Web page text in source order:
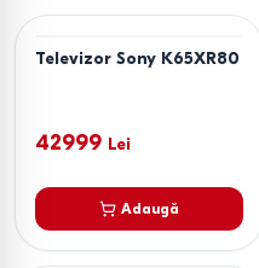
Televizor Sony K65XR80
42999 Lei
Adaugă